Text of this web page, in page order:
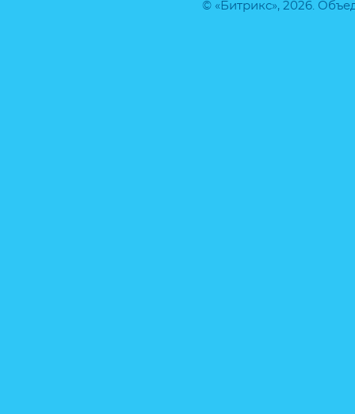
© «Битрикс», 2026.